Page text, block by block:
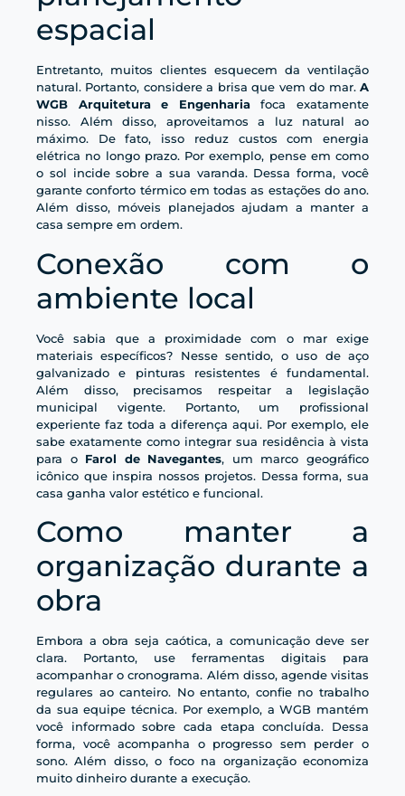
espacial
Entretanto, muitos clientes esquecem da ventilação
natural. Portanto, considere a brisa que vem do mar. A
WGB Arquitetura e Engenhariafoca exatamente
nisso. Além disso, aproveitamos a luz natural ao
máximo. De fato, isso reduz custos com energia
elétrica no longo prazo. Por exemplo, pense em como
o sol incide sobre a sua varanda. Dessa forma, você
garante conforto térmico em todas as estações do ano.
Além disso, móveis planejados ajudam a manter a
casa sempre em ordem.
Conexão com o
ambiente local
Você sabia que a proximidade com o mar exige
materiais específicos? Nesse sentido, o uso de aço
galvanizado e pinturas resistentes é fundamental.
Além disso, precisamos respeitar a legislação
municipal vigente. Portanto, um profissional
experiente faz toda a diferença aqui. Por exemplo, ele
sabe exatamente como integrar sua residência à vista
para o Farol de Navegantes, um marco geográfico
icônico que inspira nossos projetos. Dessa forma, sua
casa ganha valor estético e funcional.
Como manter a
organização durante a
obra
Embora a obra seja caótica, a comunicação deve ser
clara. Portanto, use ferramentas digitais para
acompanhar o cronograma. Além disso, agende visitas
regulares ao canteiro. No entanto, confie no trabalho
da sua equipe técnica. Por exemplo, a WGB mantém
você informado sobre cada etapa concluída. Dessa
forma, você acompanha o progresso sem perder o
sono. Além disso, o foco na organização economiza
muito dinheiro durante a execução.